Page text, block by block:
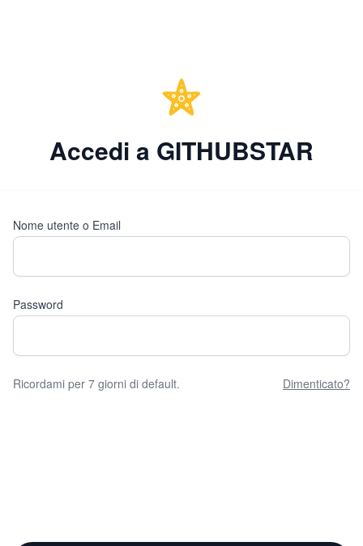
Accedi a GITHUBSTAR
Nome utente o Email
Password
Ricordami per 7 giorni di default. Dimenticato?